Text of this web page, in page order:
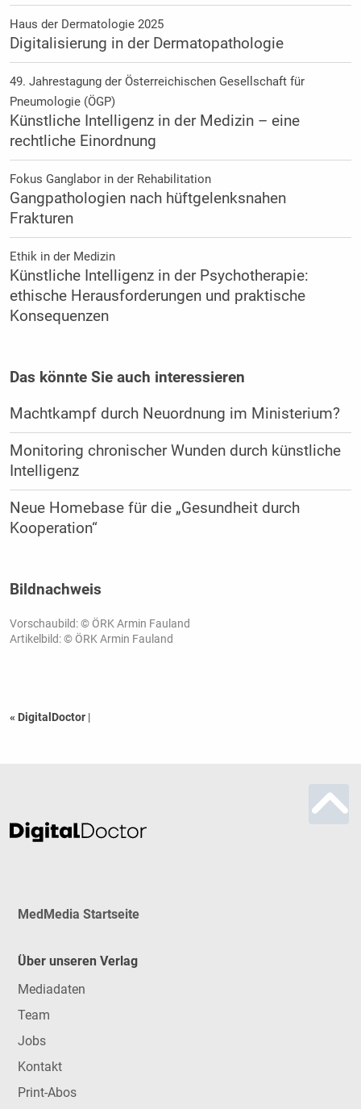
Haus der Dermatologie 2025
Digitalisierung in der Dermatopathologie
49. Jahrestagung der Österreichischen Gesellschaft für
Pneumologie (ÖGP)
Künstliche Intelligenz in der Medizin – eine
rechtliche Einordnung
Fokus Ganglabor in der Rehabilitation
Gangpathologien nach hüftgelenksnahen
Frakturen
Ethik in der Medizin
Künstliche Intelligenz in der Psychotherapie:
ethische Herausforderungen und praktische
Konsequenzen
Das könnte Sie auch interessieren
Machtkampf durch Neuordnung im Ministerium?
Monitoring chronischer Wunden durch künstliche
Intelligenz
Neue Homebase für die „Gesundheit durch
Kooperation“
Bildnachweis
Vorschaubild: © ÖRK Armin Fauland
Artikelbild: © ÖRK Armin Fauland
« DigitalDoctor |
MedMedia Startseite
Über unseren Verlag
Mediadaten
Team
Jobs
Kontakt
Print-Abos